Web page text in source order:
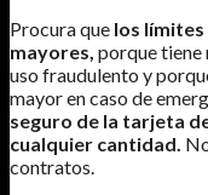
Procura que los
mayores, porque tiene
uso fraudulento y
mayor en caso de
seguro de la tarjeta
cualquier cantidad.
contratos.